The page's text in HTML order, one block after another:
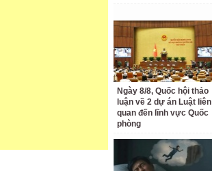
Ngày 8/8, Quốc hội thảo
luận về 2 dự án Luật liên
quan đến lĩnh vực Quốc
phòng